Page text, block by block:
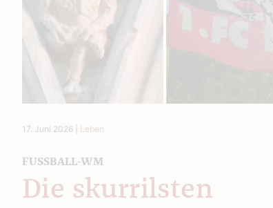
17. Juni 2026 Leben
FUSSBALL-WM
Die skurrilsten